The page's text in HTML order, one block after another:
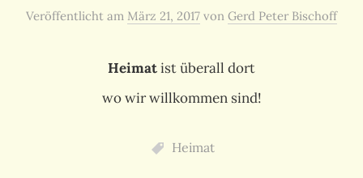
Veröffentlicht am März 21, 2017 von Gerd Peter Bischoff
Heimatist überall dort
wo wir willkommen sind!
Heimat